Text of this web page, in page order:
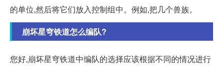
的单位,然后将它们放入控制组中。例如,把几个兽族。
崩坏星穹铁道怎么编队?
您好,崩坏星穹铁道中编队的选择应该根据不同的情况进行